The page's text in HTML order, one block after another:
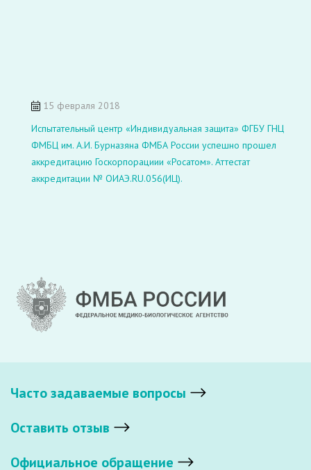
15 февраля 2018
Испытательный центр «Индивидуальная защита» ФГБУ ГНЦ
ФМБЦ им. А.И. Бурназяна ФМБА России успешно прошел
аккредитацию Госкорпорациии «Росатом». Аттестат
аккредитации № ОИАЭ.RU.056(ИЦ).
Часто задаваемые вопросы
Оставить отзыв
Официальное обращение